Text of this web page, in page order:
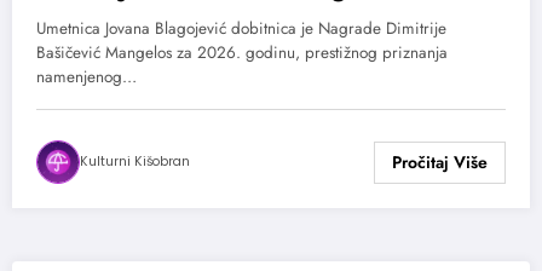
Umetnica Jovana Blagojević dobitnica je Nagrade Dimitrije
Bašičević Mangelos za 2026. godinu, prestižnog priznanja
namenjenog…
Kulturni Kišobran